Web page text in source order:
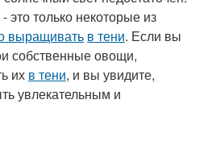
это только некоторые из
выращивать в тени. Если вы
собственные овощи,
их в тени, и вы увидите,
увлекательным и